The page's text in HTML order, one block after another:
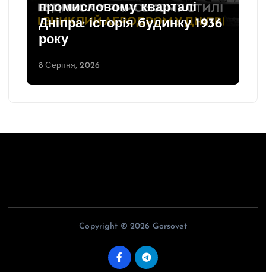
промисловому кварталі
Дніпра: історія будинку 1936
року
8 Серпня, 2026
Copyright © 2026 Gorsovet